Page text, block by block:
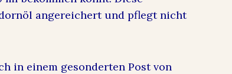
angereichert und pflegt nicht
in einem gesonderten Post von